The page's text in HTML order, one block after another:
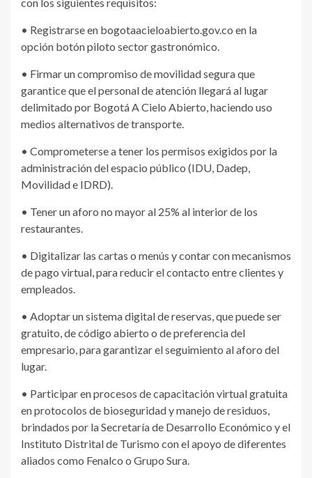
• Registrarse en bogotaacieloabierto.gov.co en la
opción botón piloto sector gastronómico.
• Firmar un compromiso de movilidad segura que
garantice que el personal de atención llegará al lugar
delimitado por Bogotá A Cielo Abierto, haciendo uso
medios alternativos de transporte.
• Comprometerse a tener los permisos exigidos por la
administración del espacio público (IDU, Dadep,
Movilidad e IDRD).
• Tener un aforo no mayor al 25% al interior de los
restaurantes.
• Digitalizar las cartas o menús y contar con mecanismos
de pago virtual, para reducir el contacto entre clientes y
empleados.
• Adoptar un sistema digital de reservas, que puede ser
gratuito, de código abierto o de preferencia del
empresario, para garantizar el seguimiento al aforo del
lugar.
• Participar en procesos de capacitación virtual gratuita
en protocolos de bioseguridad y manejo de residuos,
brindados por la Secretaría de Desarrollo Económico y el
Instituto Distrital de Turismo con el apoyo de diferentes
aliados como Fenalco o Grupo Sura.